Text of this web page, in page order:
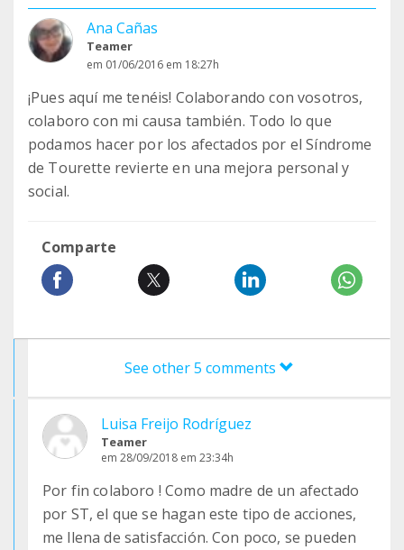
Ana Cañas
Teamer
em 01/06/2016 em 18:27h
¡Pues aquí me tenéis! Colaborando con vosotros,
colaboro con mi causa también. Todo lo que
podamos hacer por los afectados por el Síndrome
de Tourette revierte en una mejora personal y
social.
Comparte
See other 5 comments
Luisa Freijo Rodríguez
Teamer
em 28/09/2018 em 23:34h
Por fin colaboro ! Como madre de un afectado
por ST, el que se hagan este tipo de acciones,
me llena de satisfacción. Con poco, se pueden